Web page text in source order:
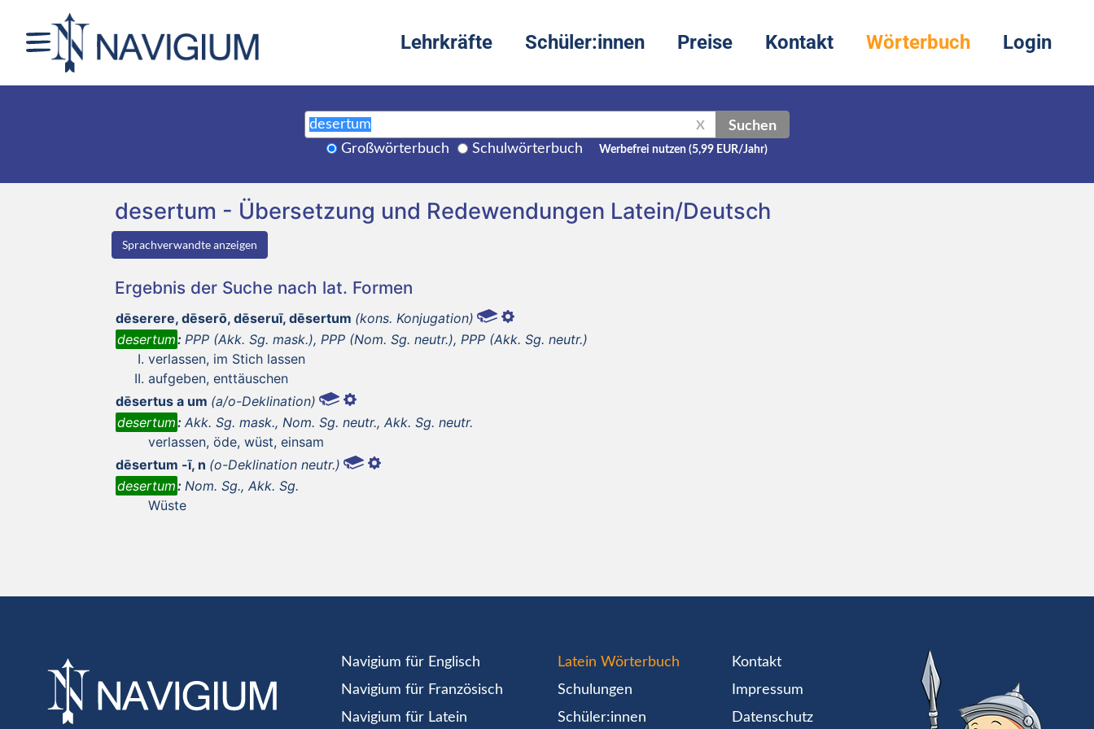
Lehrkräfte Schüler:innen Preise Kontakt Wörterbuch Login
X Suchen
Großwörterbuch Schulwörterbuch Werbefrei nutzen (5,99 EUR/Jahr)
desertum - Übersetzung und Redewendungen Latein/Deutsch
Sprachverwandte anzeigen
Ergebnis der Suche nach lat. Formen
dēserere, dēserō, dēseruī, dēsertum (kons. Konjugation)
desertum: PPP (Akk. Sg. mask.), PPP (Nom. Sg. neutr.), PPP (Akk. Sg. neutr.)
verlassen, im Stich lassen
aufgeben, enttäuschen
dēsertus a um (a/o-Deklination)
desertum: Akk. Sg. mask., Nom. Sg. neutr., Akk. Sg. neutr.
verlassen, öde, wüst, einsam
dēsertum -ī, n (o-Deklination neutr.)
desertum: Nom. Sg., Akk. Sg.
Wüste
Navigium für Englisch
Navigium für Französisch
Navigium für Latein
Latein Wörterbuch
Schulungen
Schüler:innen
Kontakt
Impressum
Datenschutz